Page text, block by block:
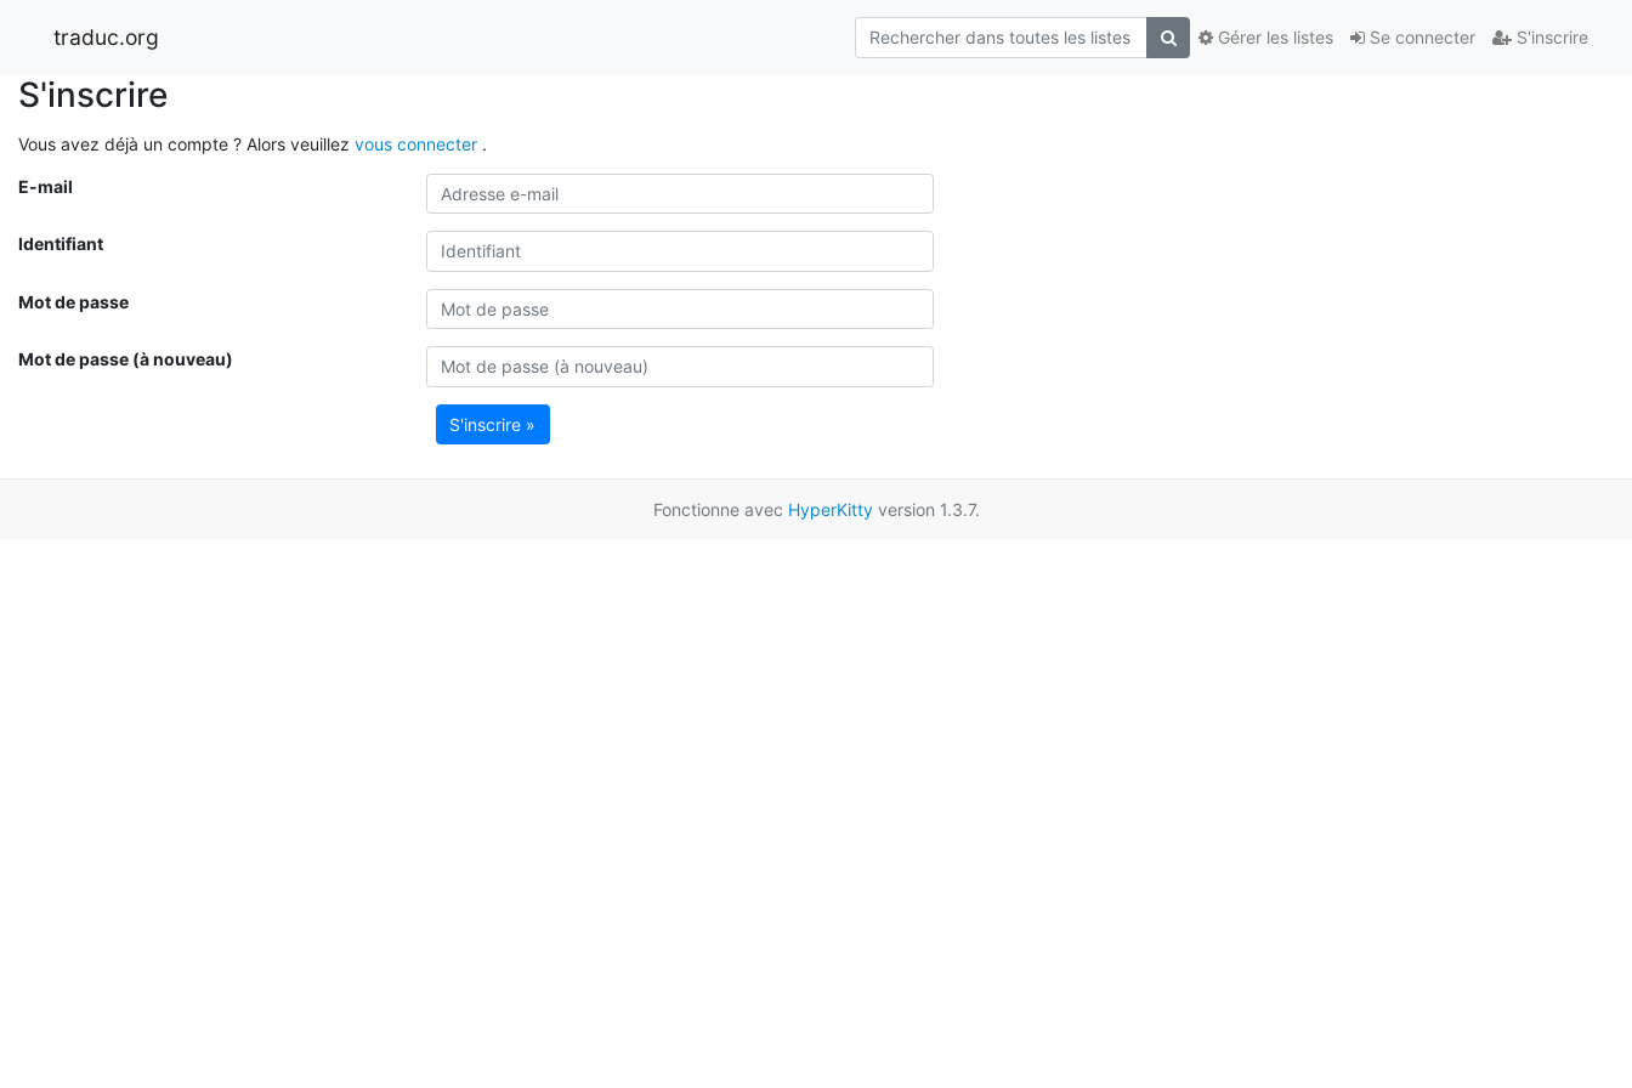
traduc.org Se connecter S'inscrire
Gérer les listes
S'inscrire
Vous avez déjà un compte ? Alors veuillez vous connecter .
E-mail
Identifiant
Mot de passe
Mot de passe (à nouveau)
S'inscrire »
Fonctionne avec HyperKittyversion 1.3.7.